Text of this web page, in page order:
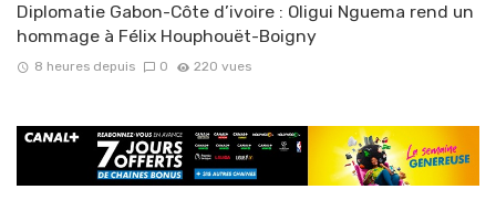
Diplomatie Gabon-Côte d’ivoire : Oligui Nguema rend un
hommage à Félix Houphouët-Boigny
8 heures depuis 0 220 vues